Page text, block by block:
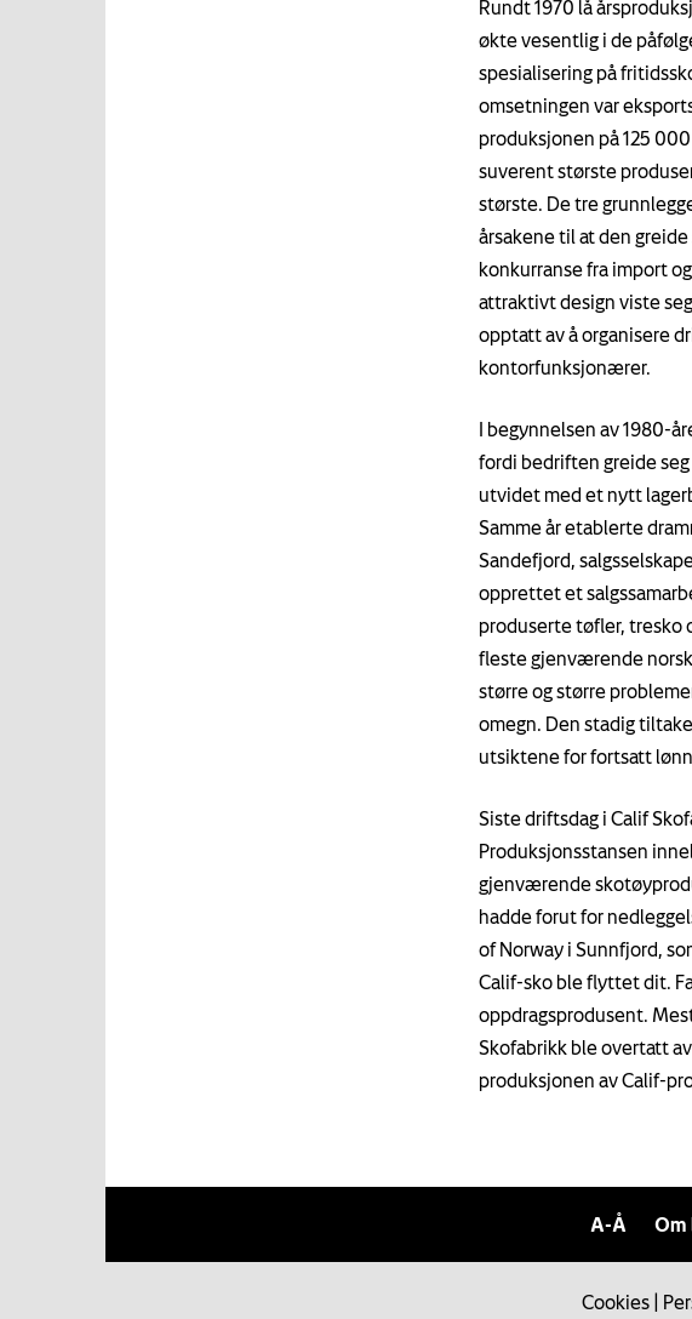
Rundt 1970 lå
økte vesentlig i de
spesialisering på
omsetningen var
produksjonen på 125
suverent største
største. De tre
årsakene til at den
konkurranse fra import
attraktivt design viste
opptatt av å organisere
kontorfunksjonærer.
I begynnelsen av 1980-
fordi bedriften greide
utvidet med et nytt
Samme år etablerte
Sandefjord,
opprettet et
produserte tøfler, tresko
fleste gjenværende
større og større
omegn. Den stadig
utsiktene for fortsatt
Siste driftsdag i Calif
Produksjonsstansen
gjenværende
hadde forut for
of Norway i Sunnfjord,
Calif-sko ble flyttet dit.
oppdragsprodusent.
Skofabrikk ble overtatt
produksjonen av Calif-
A-Å Om
Cookies